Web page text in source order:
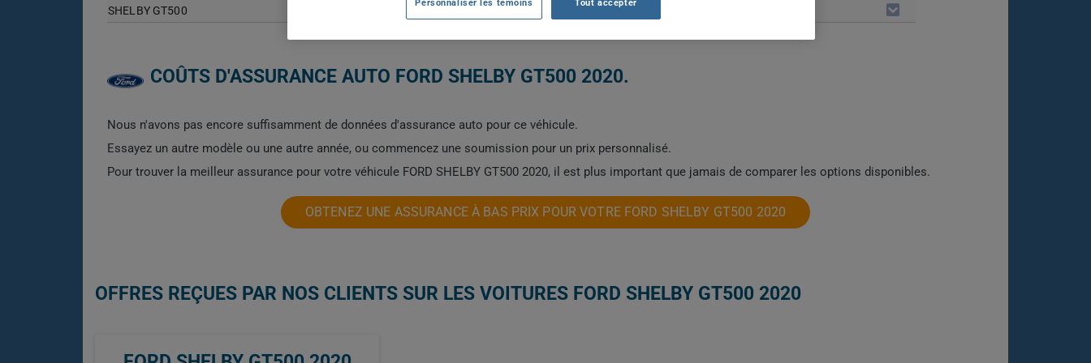
SHELBY GT500
COÛTS D'ASSURANCE AUTO FORD SHELBY GT500 2020.
Nous n'avons pas encore suffisamment de données d'assurance auto pour ce véhicule.
Essayez un autre modèle ou une autre année, ou commencez une soumission pour un prix personnalisé.
Pour trouver la meilleur assurance pour votre véhicule FORD SHELBY GT500 2020, il est plus important que jamais de comparer les options disponibles.
OBTENEZ UNE ASSURANCE À BAS PRIX POUR VOTRE FORD SHELBY GT500 2020
OFFRES REÇUES PAR NOS CLIENTS SUR LES VOITURES FORD SHELBY GT500 2020
Personnaliser les témoins Tout accepter